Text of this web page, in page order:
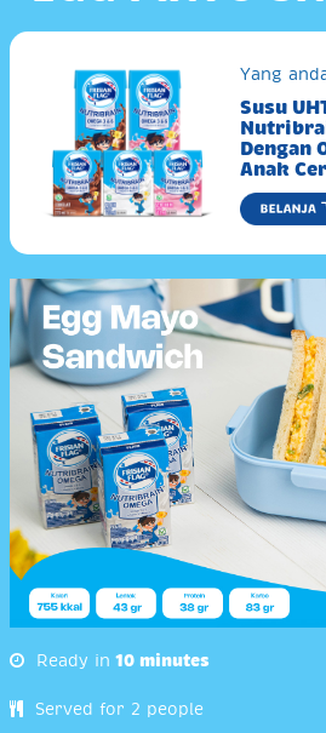
Yang
Susu
Dengan
Anak
Ready in 10 minutes
Served for 2 people